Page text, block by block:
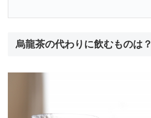
烏龍茶の代わりに飲むものは？